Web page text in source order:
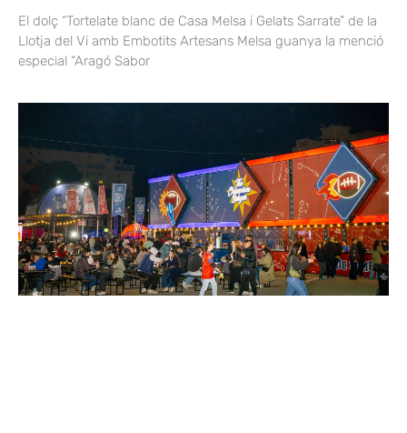
El dolç “Tortelate blanc de Casa Melsa i Gelats Sarrate” de la
Llotja del Vi amb Embotits Artesans Melsa guanya la menció
especial “Aragó Sabor